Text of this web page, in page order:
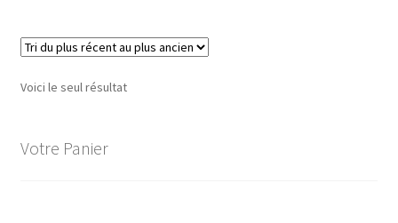
Voici le seul résultat
Votre Panier